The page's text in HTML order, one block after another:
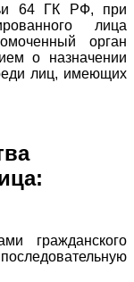
64 ГК РФ, при
лица
орган
о назначении
лиц, имеющих
гражданского